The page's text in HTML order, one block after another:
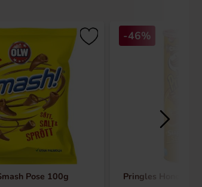
Pose 100g
-46%
Pringles Honey